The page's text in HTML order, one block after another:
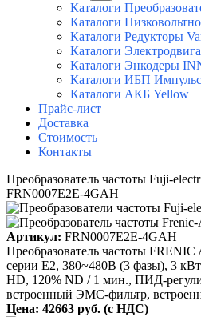
Каталоги
Каталоги
Каталоги Редукторы
Каталоги
Каталоги Энкодеры
Каталоги ИБП Импульс
Каталоги АКБ Yellow
Прайс-лист
Доставка
Стоимость
Контакты
Преобразователь частоты Fuji-
FRN0007E2E-4GAH
Артикул: FRN0007E2E-4GAH
Преобразователь частоты
серии E2, 380~480B (3 фазы), 3
HD, 120% ND / 1 мин., ПИД-
встроенный ЭМС-фильтр,
Цена: 42663 руб. (с НДС)